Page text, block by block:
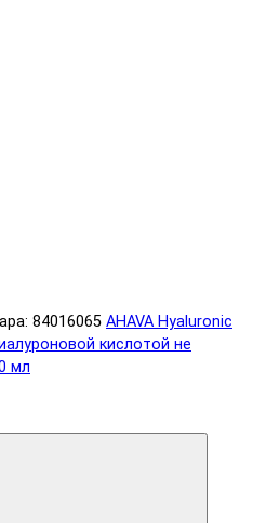
84016065 AHAVA Hyaluronic
кислотой не
мл